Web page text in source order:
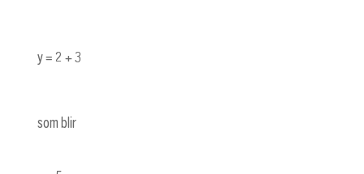
y = 2 + 3
som blir